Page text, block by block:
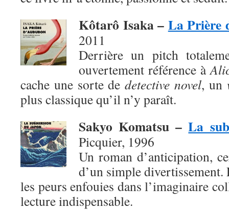
Kôtarô Isaka – La Prière
2011
Derrière un pitch
ouvertement référence à
cache une sorte dedetective novel, un
plus classique qu’il n’y paraît.
Sakyo Komatsu –La
Picquier, 1996
Un roman d’anticipation,
d’un simple
les peurs enfouies dans l’imaginaire
lecture indispensable.